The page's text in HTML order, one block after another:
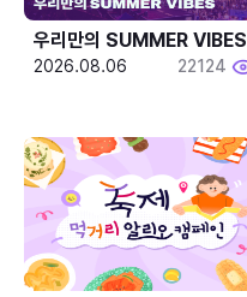
우리만의 SUMMER VIBES
2026.08.06 22124